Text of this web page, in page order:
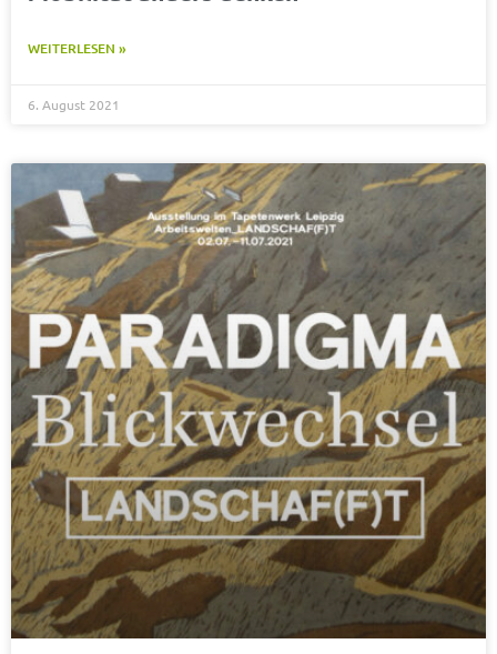
WEITERLESEN »
6. August 2021